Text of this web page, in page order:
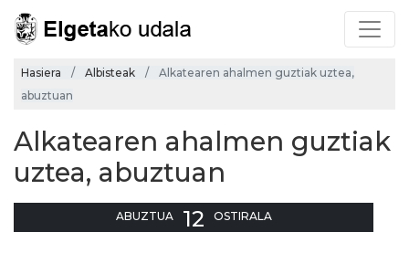
Hasiera Albisteak
Alkatearen ahalmen guztiak uztea,
abuztuan
Alkatearen ahalmen guztiak
uztea, abuztuan
ABUZTUA 12 OSTIRALA